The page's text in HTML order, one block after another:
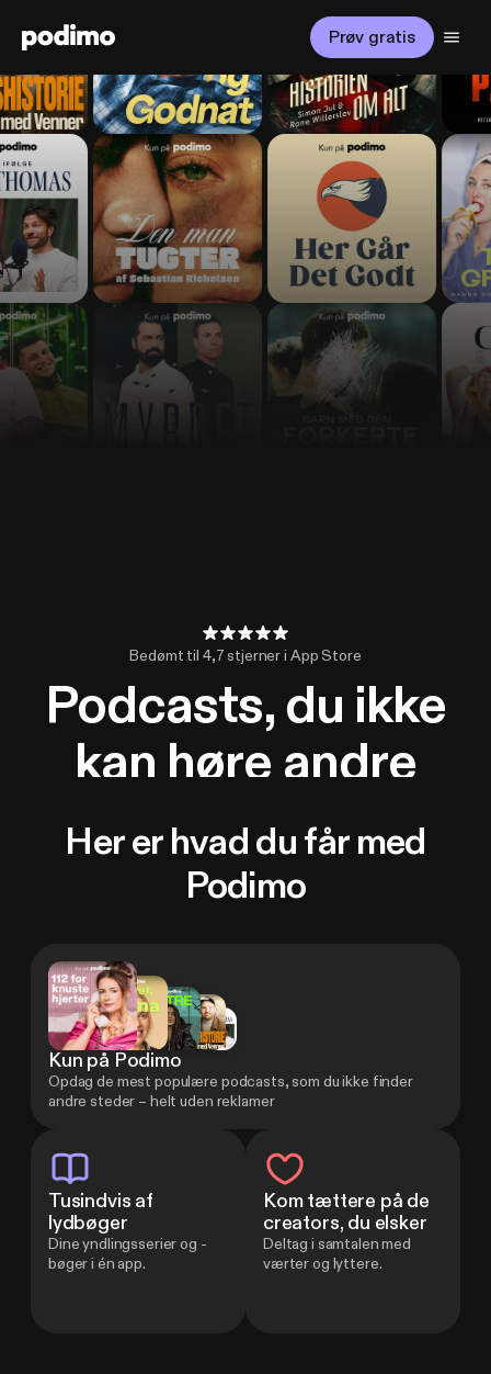
Prøv gratis
Bedømt til 4,7 stjerner i App Store
Podcasts, du ikke
kan høre andre
steder
Efter 14 dage, 99 kr. / måned.
Opsig når som helst.
Her er hvad du får med
Podimo
Kun på Podimo
Opdag de mest populære podcasts, som du ikke finder
andre steder – helt uden reklamer
Tusindvis af
lydbøger
Dine yndlingsserier og -
bøger i én app.
Kom tættere på de
creators, du elsker
Deltag i samtalen med
værter og lyttere.